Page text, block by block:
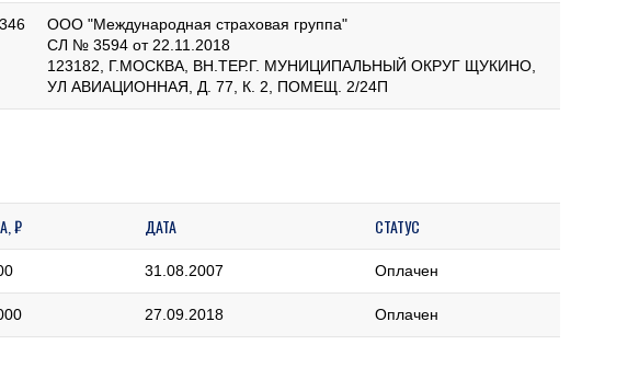
ООО "Международная страховая группа"
СЛ № 3594 от 22.11.2018
123182, Г.МОСКВА, ВН.ТЕР.Г. МУНИЦИПАЛЬНЫЙ ОКРУГ ЩУКИНО,
УЛ АВИАЦИОННАЯ, Д. 77, К. 2, ПОМЕЩ. 2/24П
₽ ДАТА СТАТУС
31.08.2007 Оплачен
27.09.2018 Оплачен